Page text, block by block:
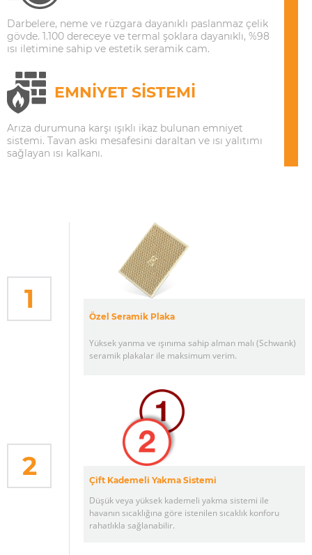
Darbelere, neme ve rüzgara dayanıklı paslanmaz çelik
gövde. 1.100 dereceye ve termal şoklara dayanıklı, %98
ısı iletimine sahip ve estetik seramik cam.
EMNİYET SİSTEMİ
Arıza durumuna karşı ışıklı ikaz bulunan emniyet
sistemi. Tavan askı mesafesini daraltan ve ısı yalıtımı
sağlayan ısı kalkanı.
1
2
Özel Seramik Plaka
Yüksek yanma ve ışınıma sahip alman malı (Schwank)
seramik plakalar ile maksimum verim.
Çift Kademeli Yakma Sistemi
Düşük veya yüksek kademeli yakma sistemi ile
havanın sıcaklığına göre istenilen sıcaklık konforu
rahatlıkla sağlanabilir.